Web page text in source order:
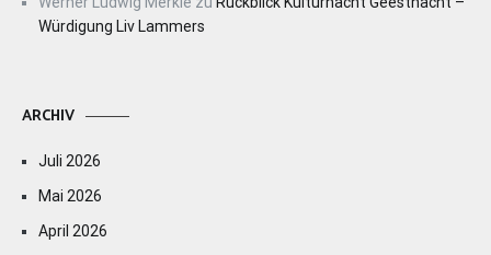
Würdigung Liv Lammers
ARCHIV
Juli 2026
Mai 2026
April 2026